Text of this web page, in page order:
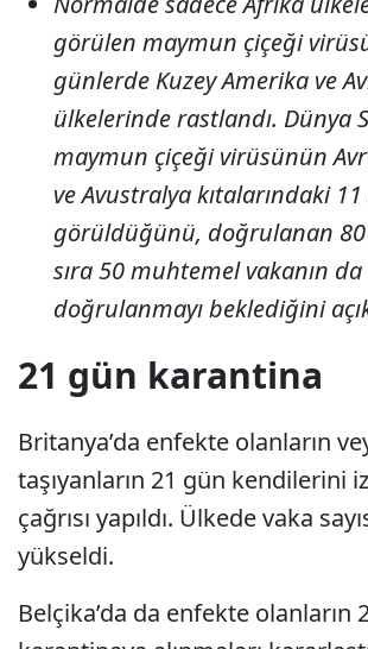
görülen maymun çiçeği
günlerde Kuzey Amerika ve
ülkelerinde rastlandı. Dünya
maymun çiçeği virüsünün
ve Avustralya kıtalarındaki
görüldüğünü, doğrulanan 80
sıra 50 muhtemel vakanın da
doğrulanmayı beklediğini
21 gün karantina
Britanya’da enfekte olanların
taşıyanların 21 gün kendilerini
çağrısı yapıldı. Ülkede vaka
yükseldi.
Belçika’da da enfekte olanların